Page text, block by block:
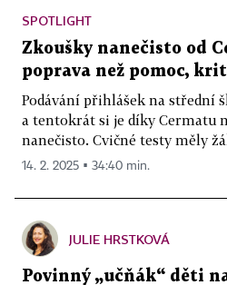
SPOTLIGHT
Zkoušky nanečisto od
poprava než pomoc,
Podávání přihlášek na střední
a tentokrát si je díky Cermatu
nanečisto. Cvičné testy měly
14. 2. 2025 ▪ 34:40 min.
JULIE HRSTKOVÁ
Povinný „učňák“ děti